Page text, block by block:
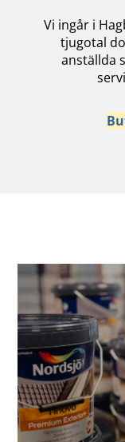
Vi ingår i
tjugotal
anställda